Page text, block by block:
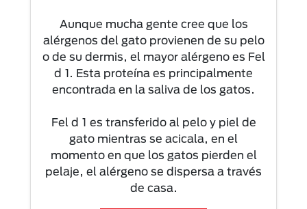
Aunque mucha gente cree que los
alérgenos del gato provienen de su pelo
o de su dermis, el mayor alérgeno es Fel
d 1. Esta proteína es principalmente
encontrada en la saliva de los gatos.
Fel d 1 es transferido al pelo y piel de
gato mientras se acicala, en el
momento en que los gatos pierden el
pelaje, el alérgeno se dispersa a través
de casa.